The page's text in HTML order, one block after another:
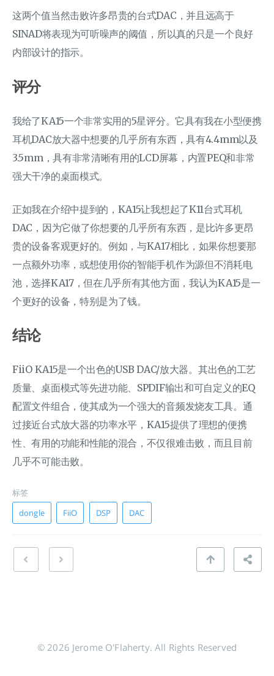
这两个值当然击败许多昂贵的台式DAC，并且远高于
SINAD将表现为可听噪声的阈值，所以真的只是一个良好
内部设计的指示。
评分
我给了KA15一个非常实用的5星评分。它具有我在小型便携
耳机DAC放大器中想要的几乎所有东西，具有4.4mm以及
3.5mm，具有非常清晰有用的LCD屏幕，内置PEQ和非常
强大干净的桌面模式。
正如我在介绍中提到的，KA15让我想起了K11台式耳机
DAC，因为它做了你想要的几乎所有东西，是比许多更昂
贵的设备客观更好的。例如，与KA17相比，如果你想要那
一点额外功率，或想使用你的智能手机作为源但不消耗电
池，选择KA17，但在几乎所有其他方面，我认为KA15是一
个更好的设备，特别是为了钱。
结论
FiiO KA15是一个出色的USB DAC/放大器。其出色的工艺
质量、桌面模式等先进功能、SPDIF输出和可自定义的EQ
配置文件组合，使其成为一个强大的音频发烧友工具。通
过接近台式放大器的功率水平，KA15提供了理想的便携
性、有用的功能和性能的混合，不仅很难击败，而且目前
几乎不可能击败。
标签
dongle
FiiO DSP DAC
© 2026 Jerome O'Flaherty. All Rights Reserved